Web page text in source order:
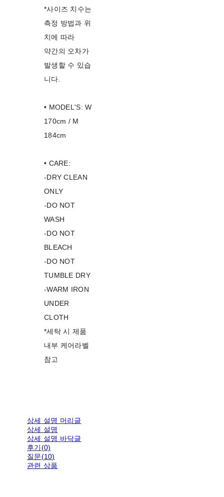
*사이즈 치수는
측정 방법과 위
치에 따라
약간의 오차가
발생할 수 있습
니다.
• MODEL'S: W
170cm / M
184cm
• CARE:
-DRY CLEAN
ONLY
-DO NOT
WASH
-DO NOT
BLEACH
-DO NOT
TUMBLE DRY
-WARM IRON
UNDER
CLOTH
*세탁 시 제품
내부 케어라벨
참고
상세 설명 머리글
상세 설명
상세 설명 바닥글
후기(0)
질문(10)
관련 상품